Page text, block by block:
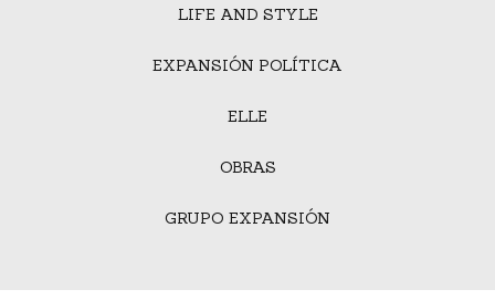
LIFE AND STYLE
EXPANSIÓN POLÍTICA
ELLE
OBRAS
GRUPO EXPANSIÓN